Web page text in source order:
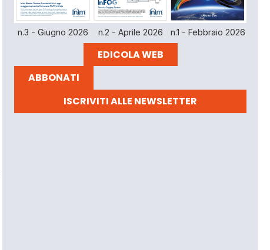
n.3 - Giugno 2026 n.2 - Aprile 2026 n.1 - Febbraio 2026
EDICOLA WEB
ABBONATI
ISCRIVITI ALLE NEWSLETTER